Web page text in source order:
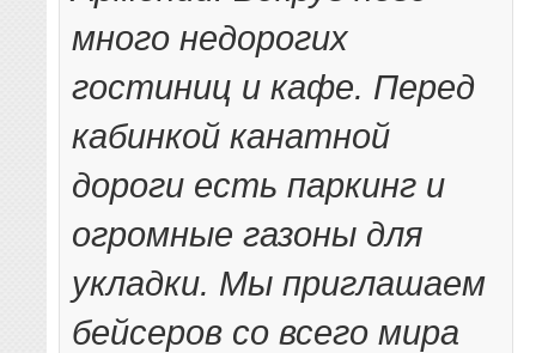
много недорогих
гостиниц и кафе. Перед
кабинкой канатной
дороги есть паркинг и
огромные газоны для
укладки. Мы приглашаем
бейсеров со всего мира